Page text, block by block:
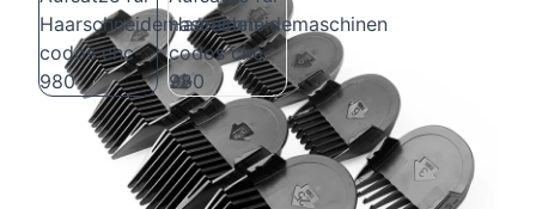
codos Aufsätze für
Haarschneidemaschinen codos chc-980